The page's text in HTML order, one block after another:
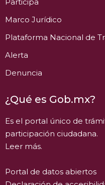
Marco Jurídico
Plataforma Nacional de
Alerta
Denuncia
¿Qué es Gob.mx?
Es el portal único de
participación ciudadana.
Leer más.
Portal de datos abiertos